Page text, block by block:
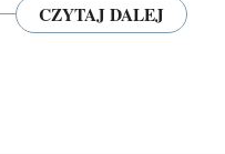
CZYTAJ DALEJ